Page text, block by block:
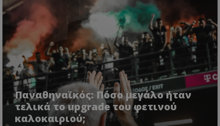
Παναθηναϊκός: Πόσο μεγάλο ήταν
τελικά το upgrade του φετινού
καλοκαιριού;